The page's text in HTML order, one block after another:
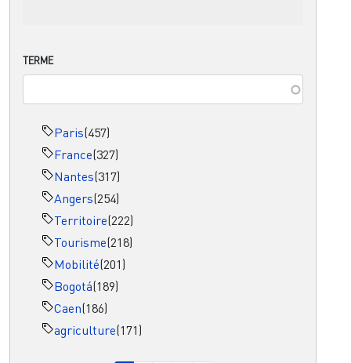
TERME
Paris(457)
France(327)
Nantes(317)
Angers(254)
Territoire(222)
Tourisme(218)
Mobilité(201)
Bogotá(189)
Caen(186)
agriculture(171)